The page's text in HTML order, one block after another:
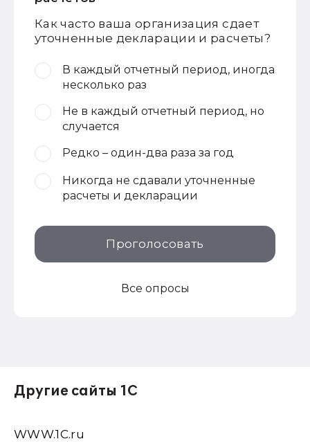
Как часто ваша организация сдает
уточненные декларации и расчеты?
В каждый отчетный период, иногда
несколько раз
Не в каждый отчетный период, но
случается
Редко – один-два раза за год
Никогда не сдавали уточненные
расчеты и декларации
Проголосовать
Все опросы
Другие сайты 1С
WWW.1С.ru